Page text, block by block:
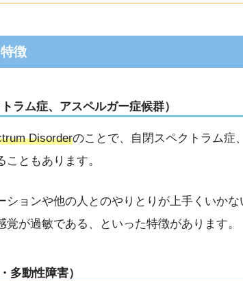
徴
ラム症、アスペルガー症候群）
Disorderのことで、自閉スペクトラム症
ともあります。
ションや他の人とのやりとりが上手くいか
が過敏である、といった特徴があります。
多動性障害）